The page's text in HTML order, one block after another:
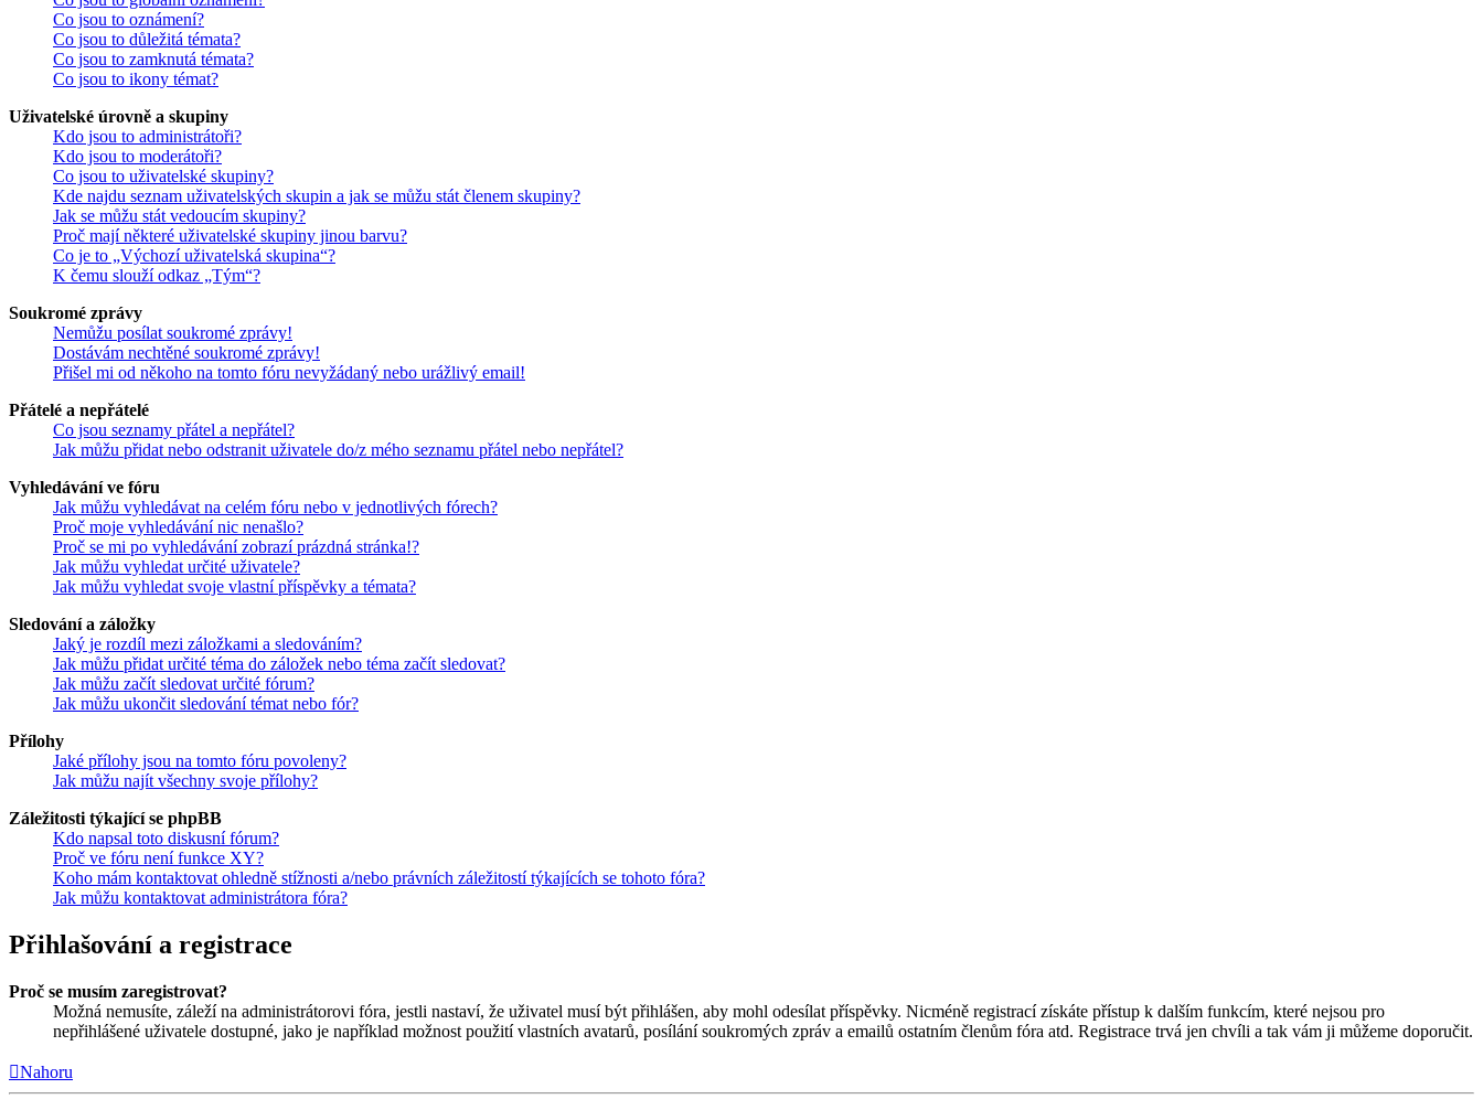
Co jsou to oznámení?
Co jsou to důležitá témata?
Co jsou to zamknutá témata?
Co jsou to ikony témat?
Uživatelské úrovně a skupiny
Kdo jsou to administrátoři?
Kdo jsou to moderátoři?
Co jsou to uživatelské skupiny?
Kde najdu seznam uživatelských skupin a jak se můžu stát členem skupiny?
Jak se můžu stát vedoucím skupiny?
Proč mají některé uživatelské skupiny jinou barvu?
Co je to „Výchozí uživatelská skupina“?
K čemu slouží odkaz „Tým“?
Soukromé zprávy
Nemůžu posílat soukromé zprávy!
Dostávám nechtěné soukromé zprávy!
Přišel mi od někoho na tomto fóru nevyžádaný nebo urážlivý email!
Přátelé a nepřátelé
Co jsou seznamy přátel a nepřátel?
Jak můžu přidat nebo odstranit uživatele do/z mého seznamu přátel nebo nepřátel?
Vyhledávání ve fóru
Jak můžu vyhledávat na celém fóru nebo v jednotlivých fórech?
Proč moje vyhledávání nic nenašlo?
Proč se mi po vyhledávání zobrazí prázdná stránka!?
Jak můžu vyhledat určité uživatele?
Jak můžu vyhledat svoje vlastní příspěvky a témata?
Sledování a záložky
Jaký je rozdíl mezi záložkami a sledováním?
Jak můžu přidat určité téma do záložek nebo téma začít sledovat?
Jak můžu začít sledovat určité fórum?
Jak můžu ukončit sledování témat nebo fór?
Přílohy
Jaké přílohy jsou na tomto fóru povoleny?
Jak můžu najít všechny svoje přílohy?
Záležitosti týkající se phpBB
Kdo napsal toto diskusní fórum?
Proč ve fóru není funkce XY?
Koho mám kontaktovat ohledně stížnosti a/nebo právních záležitostí týkajících se tohoto fóra?
Jak můžu kontaktovat administrátora fóra?
Přihlašování a registrace
Proč se musím zaregistrovat?
Možná nemusíte, záleží na administrátorovi fóra, jestli nastaví, že uživatel musí být přihlášen, aby mohl odesílat příspěvky. Nicméně registrací získáte přístup k dalším funkcím, které nejsou pro
nepřihlášené uživatele dostupné, jako je například možnost použití vlastních avatarů, posílání soukromých zpráv a emailů ostatním členům fóra atd. Registrace trvá jen chvíli a tak vám ji můžeme doporučit.
Nahoru